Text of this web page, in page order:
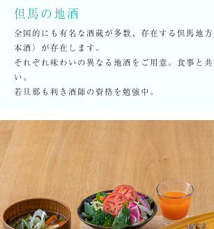
但馬の地酒
全国的にも有名な酒蔵が多数、存在する但馬地
本酒）が存在します。
それぞれ味わいの異なる地酒をご用意。食事と
い。
若旦那も利き酒師の資格を勉強中。